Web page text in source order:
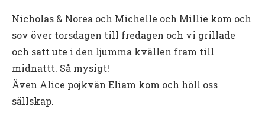
Nicholas & Norea och Michelle och Millie kom och
sov över torsdagen till fredagen och vi grillade
och satt ute i den ljumma kvällen fram till
midnattt. Så mysigt!
Även Alice pojkvän Eliam kom och höll oss
sällskap.